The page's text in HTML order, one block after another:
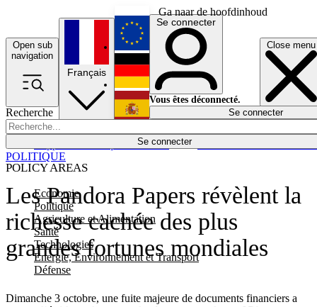
Ga naar de hoofdinhoud
Open sub
navigation
Close menu
Recherche
Se connecter
POLICY AREAS
Economie
Politique
Agriculture et Alimentation
Santé
Technologies
Energie, Environnement et Transport
Défense
Économie
Français
English
Deutsch
Español
Se connecter
Vous êtes déconnecté.
Se connecter
Les Pandora Papers révèlent la
richesse cachée des plus
grandes fortunes mondiales
Dimanche 3 octobre, une fuite majeure de documents financiers a
POLITIQUE